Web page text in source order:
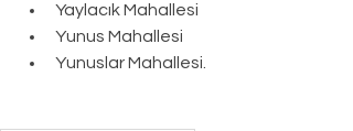
Yaylacık Mahallesi
Yunus Mahallesi
Yunuslar Mahallesi.